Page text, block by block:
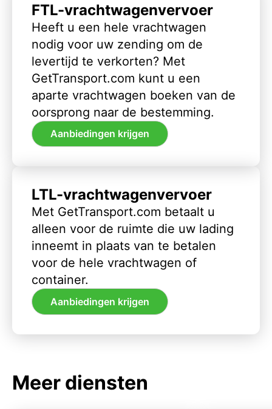
FTL-vrachtwagenvervoer
Heeft u een hele vrachtwagen
nodig voor uw zending om de
levertijd te verkorten? Met
GetTransport.com kunt u een
aparte vrachtwagen boeken van de
oorsprong naar de bestemming.
Aanbiedingen krijgen
LTL-vrachtwagenvervoer
Met GetTransport.com betaalt u
alleen voor de ruimte die uw lading
inneemt in plaats van te betalen
voor de hele vrachtwagen of
container.
Aanbiedingen krijgen
Meer diensten